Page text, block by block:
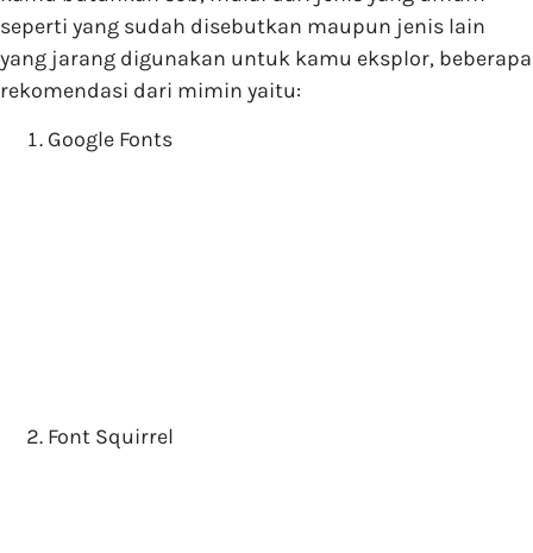
seperti yang sudah disebutkan maupun jenis lain
yang jarang digunakan untuk kamu eksplor, beberapa
rekomendasi dari mimin yaitu:
Google Fonts
Font Squirrel